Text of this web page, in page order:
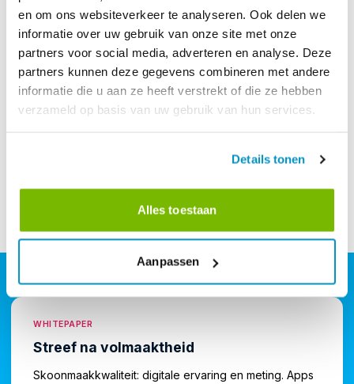
en om ons websiteverkeer te analyseren. Ook delen we
informatie over uw gebruik van onze site met onze
partners voor social media, adverteren en analyse. Deze
partners kunnen deze gegevens combineren met andere
informatie die u aan ze heeft verstrekt of die ze hebben
verzameld op basis van uw gebruik van hun services.
Details tonen
Alles toestaan
Aanpassen
WHITEPAPER
Streef na volmaaktheid
Skoonmaakkwaliteit: digitale ervaring en meting. Apps